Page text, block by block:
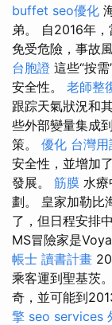
buffet seo優化
弟。 自2016年
免受危險，事故
台胞證 這些“按
安全性。 老師整
跟踪天氣狀況和
些外部變量集成
策。 優化 台灣用
安全性，並增加
發展。 筋膜 水療
劃。 皇家加勒比
了，但日程安排
MS冒險家是
帳士 讀書計畫
乘客運到聖基茨。
奇，並可能到
擎 seo services